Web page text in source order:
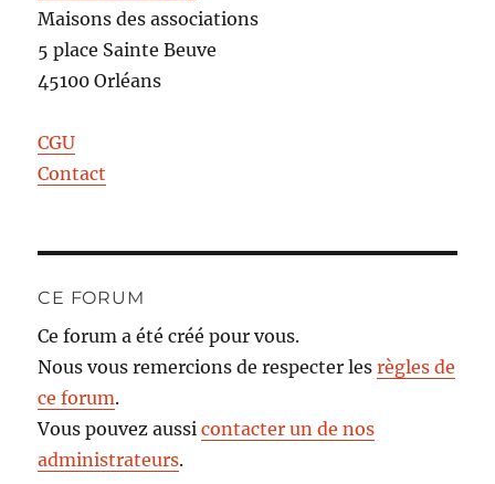
Maisons des associations
5 place Sainte Beuve
45100 Orléans
CGU
Contact
CE FORUM
Ce forum a été créé pour vous.
Nous vous remercions de respecter lesrègles de
ce forum.
Vous pouvez aussicontacter un de nos
administrateurs.